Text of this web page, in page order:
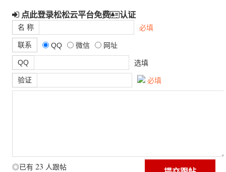
点此登录松松云平台免费 认证
名 称 必填
联系 QQ 微信 网址
QQ 选填
验证 必填
◎已有 23 人跟帖